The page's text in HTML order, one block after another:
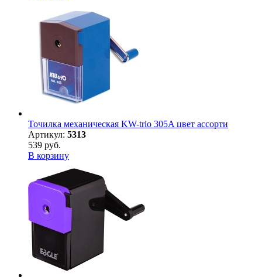
Точилка механическая KW-trio 305A цвет ассорти
Артикул: 5313
539 руб.
В корзину